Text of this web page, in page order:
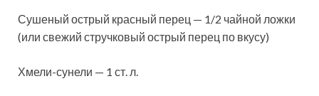
Сушеный острый красный перец — 1/2 чайной ложки
(или свежий стручковый острый перец по вкусу)
Хмели-сунели — 1 ст. л.